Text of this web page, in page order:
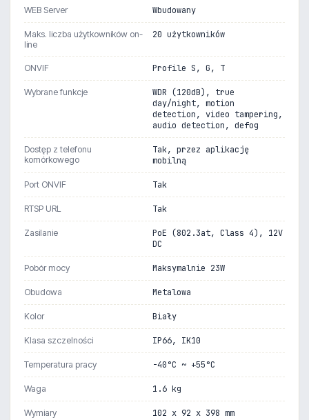
WEB Server Wbudowany
Maks. liczba użytkowników on-
line
20 użytkowników
ONVIF Profile S, G, T
Wybrane funkcje
WDR (120dB), true
day/night, motion
detection, video tampering,
audio detection, defog
Dostęp z telefonu
komórkowego
Tak, przez aplikację
mobilną
Port ONVIF Tak
RTSP URL Tak
Zasilanie
PoE (802.3at, Class 4), 12V
DC
Pobór mocy Maksymalnie 23W
Obudowa Metalowa
Kolor Biały
Klasa szczelności IP66, IK10
Temperatura pracy -40°C ~ +55°C
Waga 1.6 kg
Wymiary 102 x 92 x 398 mm